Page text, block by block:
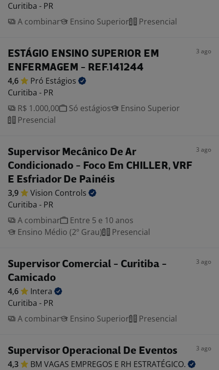
Curitiba - PR
A combinar
Ensino Superior Presencial
ESTÁGIO ENSINO SUPERIOR EM
ENFERMAGEM - REF.141244
3 ago
4,6 Pró Estágios
Curitiba - PR
R$ 1.000,00
Só estágios
Ensino Superior
Presencial
Supervisor Mecânico De Ar
Condicionado - Foco Em CHILLER, VRF
E Esfriador De Painéis
3 ago
3,9 Vision Controls
Curitiba - PR
A combinar
Entre 5 e 10 anos
Ensino Médio (2º Grau)
Presencial
Supervisor Comercial - Curitiba -
Camicado
3 ago
4,6
Intera
Curitiba - PR
A combinar
Ensino Superior Presencial
Supervisor Operacional De Eventos 3 ago
4,3 BM VAGAS EMPREGOS E RH ESTRATÉGICO.